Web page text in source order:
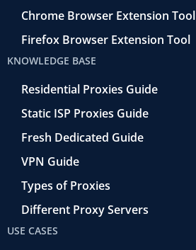
Chrome Browser Extension Tool
Firefox Browser Extension Tool
KNOWLEDGE BASE
Residential Proxies Guide
Static ISP Proxies Guide
Fresh Dedicated Guide
VPN Guide
Types of Proxies
Different Proxy Servers
USE CASES